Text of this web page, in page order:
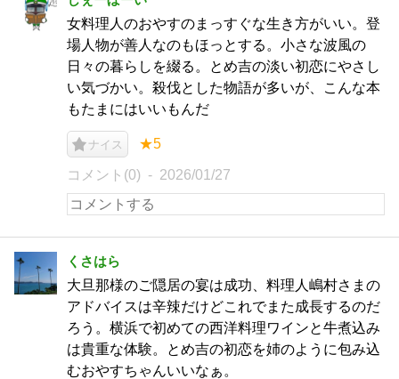
女料理人のおやすのまっすぐな生き方がいい。登
場人物が善人なのもほっとする。小さな波風の
日々の暮らしを綴る。とめ吉の淡い初恋にやさし
い気づかい。殺伐とした物語が多いが、こんな本
もたまにはいいもんだ
ナイス ★5
コメント(0) 2026/01/27
くさはら
大旦那様のご隠居の宴は成功、料理人嶋村さまの
アドバイスは辛辣だけどこれでまた成長するのだ
ろう。横浜で初めての西洋料理ワインと牛煮込み
は貴重な体験。とめ吉の初恋を姉のように包み込
むおやすちゃんいいなぁ。